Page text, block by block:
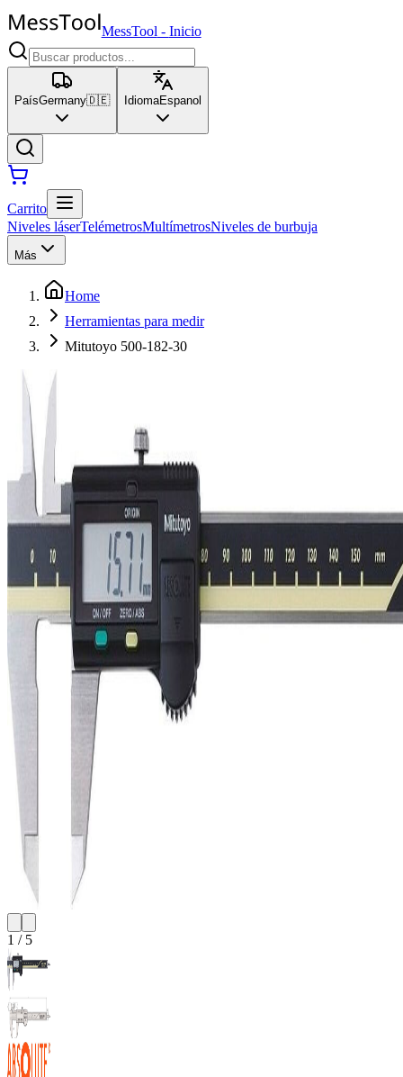
MessTool - Inicio
PaísGermany🇩🇪 IdiomaEspanol
Carrito
Niveles láserTelémetrosMultímetrosNiveles de burbuja
Más
Home
Herramientas para medir
Mitutoyo 500-182-30
1 / 5